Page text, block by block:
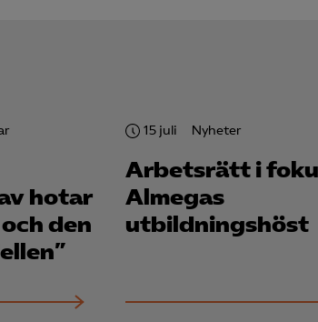
hotar
den
15 juli Nyheter
Arbetsrätt i
Almegas
utbildningshöst